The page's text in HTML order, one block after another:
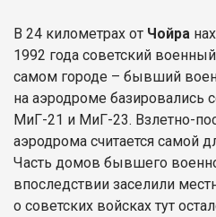
В 24 километрах от Чойра
1992 года советский
самом городе – бывший
на аэродроме базировались
МиГ-21 и МиГ-23. Взлетно-
аэродрома считается самой
Часть домов бывшего
впоследствии заселили
о советских войсках тут